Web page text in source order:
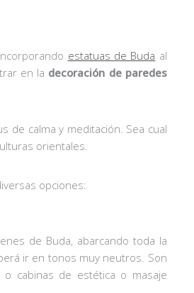
estatuas de Buda al
en la decoración de paredes
de calma y meditación. Sea cual
orientales.
opciones:
de Buda, abarcando toda la
ir en tonos muy neutros. Son
cabinas de estética o masaje